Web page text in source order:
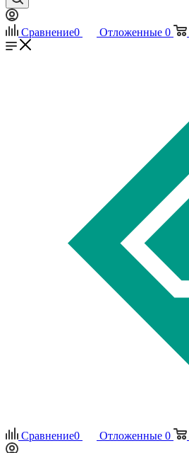
Сравнение0 Отложенные 0
Сравнение0 Отложенные 0